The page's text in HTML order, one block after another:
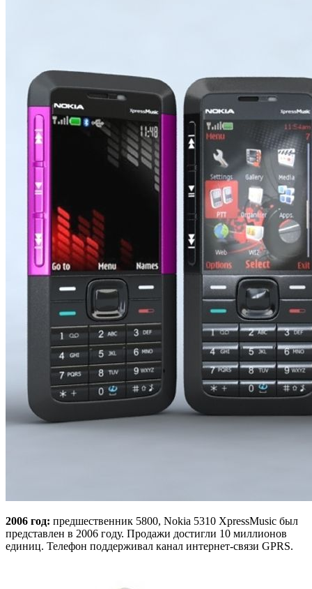
2006 год: предшественник 5800, Nokia 5310 XpressMusic был
представлен в 2006 году. Продажи достигли 10 миллионов
единиц. Телефон поддерживал канал интернет-связи GPRS.